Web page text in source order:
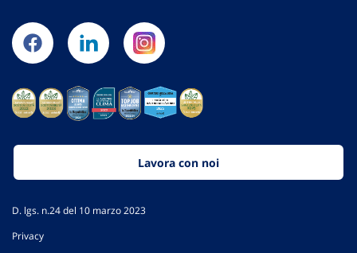
Lavora con noi
D. lgs. n.24 del 10 marzo 2023
Privacy